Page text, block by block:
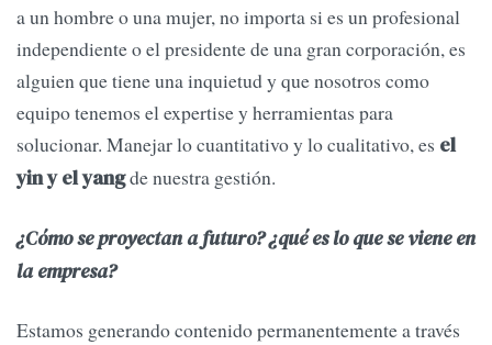
a un hombre o una mujer, no importa si es un profesional
independiente o el presidente de una gran corporación, es
alguien que tiene una inquietud y que nosotros como
equipo tenemos el expertise y herramientas para
solucionar. Manejar lo cuantitativo y lo cualitativo, es el
yin y el yangde nuestra gestión.
¿Cómo se proyectan a futuro? ¿qué es lo que se viene en
la empresa?
Estamos generando contenido permanentemente a través